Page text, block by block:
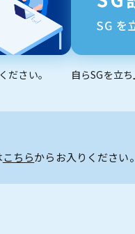
ださい。 自らSGを立
こちらからお入りください。